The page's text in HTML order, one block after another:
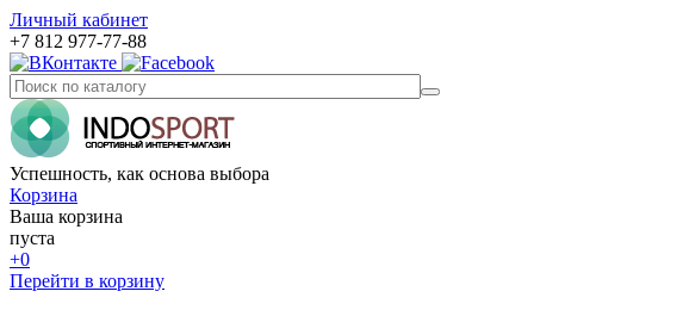
Личный кабинет
+7 812 977-77-88
Успешность, как основа выбора
Корзина
Ваша корзина
пуста
+0
Перейти в корзину